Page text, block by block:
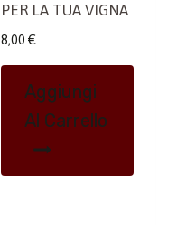
PER LA TUA VIGNA
8,00 €
Aggiungi
Al Carrello